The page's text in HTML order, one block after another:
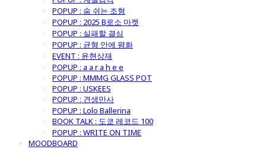
POPUP : 숨 쉬는 조형
POPUP : 2025 B로소 마켓
POPUP : 실패할 결심
POPUP : 균형 안에 평화
EVENT : 윤현상재
POPUP : a a r a h e e
POPUP : MMMG GLASS POT
POPUP : USKEES
POPUP : 견생만사
POPUP : Lolo Ballerina
BOOK TALK : 도쿄 레코드 100
POPUP : WRITE ON TIME
MOODBOARD